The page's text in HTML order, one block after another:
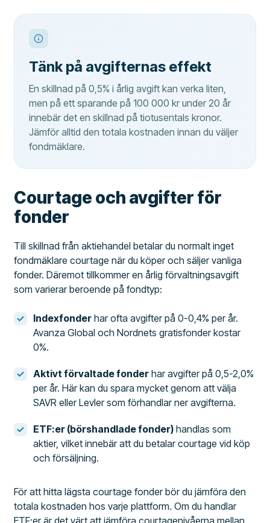
Tänk på avgifternas effekt
En skillnad på 0,5% i årlig avgift kan verka liten,
men på ett sparande på 100 000 kr under 20 år
innebär det en skillnad på tiotusentals kronor.
Jämför alltid den totala kostnaden innan du väljer
fondmäklare.
Courtage och avgifter för
fonder
Till skillnad från aktiehandel betalar du normalt inget
fondmäklare courtage när du köper och säljer vanliga
fonder. Däremot tillkommer en årlig förvaltningsavgift
som varierar beroende på fondtyp:
Indexfonder har ofta avgifter på 0-0,4% per år.
Avanza Global och Nordnets gratisfonder kostar
0%.
Aktivt förvaltade fonder har avgifter på 0,5-2,0%
per år. Här kan du spara mycket genom att välja
SAVR eller Levler som förhandlar ner avgifterna.
ETF:er (börshandlade fonder) handlas som
aktier, vilket innebär att du betalar courtage vid köp
och försäljning.
För att hitta lägsta courtage fonder bör du jämföra den
totala kostnaden hos varje plattform. Om du handlar
ETF:er är det värt att jämföra courtagenivåerna mellan